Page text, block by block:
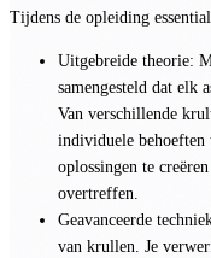
Tijdens de opleiding
Uitgebreide theorie:
samengesteld dat elk
Van verschillende
individuele behoeften
oplossingen te
overtreffen.
Geavanceerde
van krullen. Je